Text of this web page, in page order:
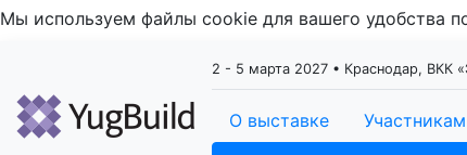
Мы используем файлы cookie для вашего удобства
2 - 5 марта 2027 • Краснодар, ВКК
О выставке Участникам